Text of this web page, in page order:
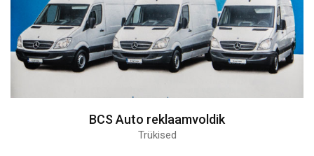
BCS Auto reklaamvoldik
Trükised